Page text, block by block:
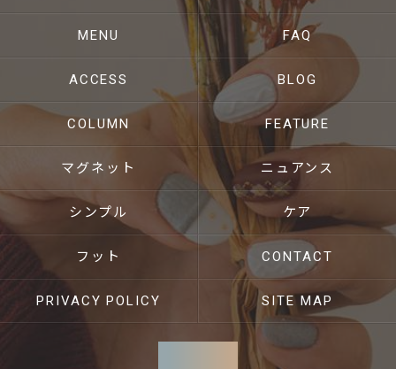
MENU FAQ
ACCESS BLOG
COLUMN FEATURE
マグネット ニュアンス
シンプル ケア
フット CONTACT
PRIVACY POLICY SITE MAP